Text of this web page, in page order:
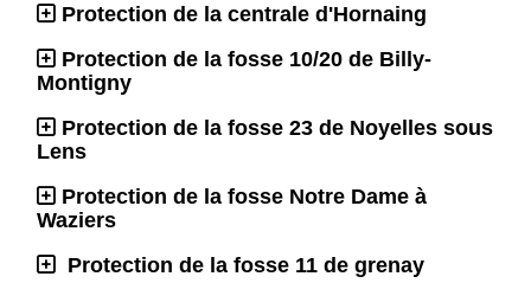
Protection de la centrale d'Hornaing
Protection de la fosse 10/20 de Billy-
Montigny
Protection de la fosse 23 de Noyelles sous
Lens
Protection de la fosse Notre Dame à
Waziers
Protection de la fosse 11 de grenay